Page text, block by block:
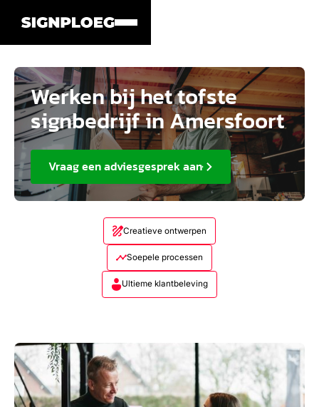
Werken bij het tofste
signbedrijf in Amersfoort
Vraag een adviesgesprek aan
Creatieve ontwerpen
Soepele processen
Ultieme klantbeleving